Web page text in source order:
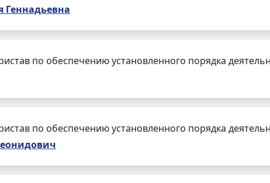
Геннадьевна
по обеспечению установленного порядка
по обеспечению установленного порядка